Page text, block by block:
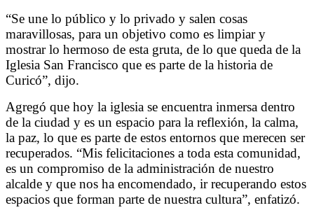
“Se une lo público y lo privado y salen cosas
maravillosas, para un objetivo como es limpiar y
mostrar lo hermoso de esta gruta, de lo que queda de la
Iglesia San Francisco que es parte de la historia de
Curicó”, dijo.
Agregó que hoy la iglesia se encuentra inmersa dentro
de la ciudad y es un espacio para la reflexión, la calma,
la paz, lo que es parte de estos entornos que merecen ser
recuperados. “Mis felicitaciones a toda esta comunidad,
es un compromiso de la administración de nuestro
alcalde y que nos ha encomendado, ir recuperando estos
espacios que forman parte de nuestra cultura”, enfatizó.